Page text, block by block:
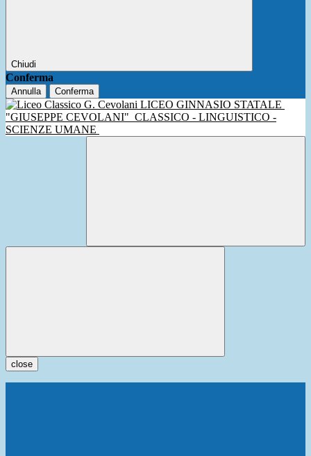
Chiudi
Conferma
Annulla Conferma
LICEO GINNASIO STATALE
"GIUSEPPE CEVOLANI" CLASSICO - LINGUISTICO -
SCIENZE UMANE
close